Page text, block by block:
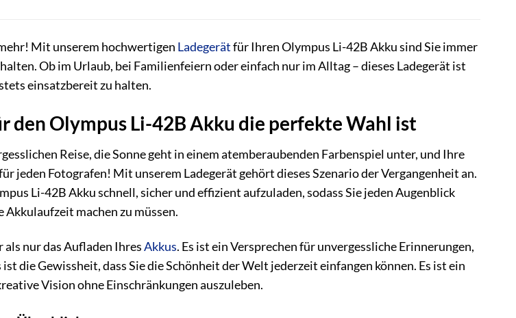
Mit unserem hochwertigen Ladegerätfür Ihren Olympus Li-42B Akku sind Sie immer
Ob im Urlaub, bei Familienfeiern oder einfach nur im Alltag – dieses Ladegerät ist
einsatzbereit zu halten.
den Olympus Li-42B Akku die perfekte Wahl ist
Reise, die Sonne geht in einem atemberaubenden Farbenspiel unter, und Ihre
jeden Fotografen! Mit unserem Ladegerät gehört dieses Szenario der Vergangenheit an.
Li-42B Akku schnell, sicher und effizient aufzuladen, sodass Sie jeden Augenblick
Akkulaufzeit machen zu müssen.
nur das Aufladen IhresAkkus. Es ist ein Versprechen für unvergessliche Erinnerungen,
die Gewissheit, dass Sie die Schönheit der Welt jederzeit einfangen können. Es ist ein
Vision ohne Einschränkungen auszuleben.